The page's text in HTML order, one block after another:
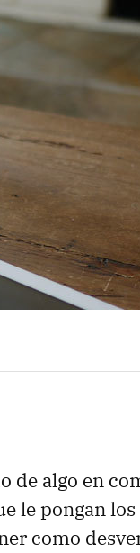
de algo en
le pongan los
como